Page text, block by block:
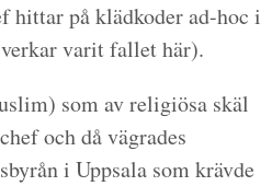
hittar på klädkoder ad-hoc i
varit fallet här).
som av religiösa skäl
och då vägrades
i Uppsala som krävde